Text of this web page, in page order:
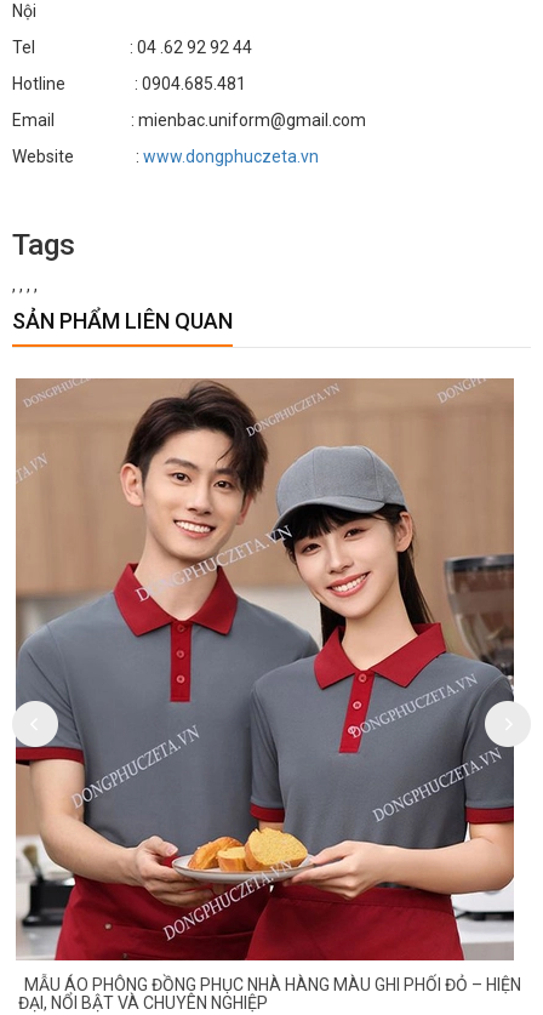
Nội
Tel : 04 .62 92 92 44
Hotline : 0904.685.481
Email : mienbac.uniform@gmail.com
Website : www.dongphuczeta.vn
Tags
, , , ,
SẢN PHẨM LIÊN QUAN
MẪU ÁO PHÔNG ĐỒNG PHỤC NHÀ HÀNG MÀU GHI PHỐI ĐỎ – HIỆN
ĐẠI, NỔI BẬT VÀ CHUYÊN NGHIỆP